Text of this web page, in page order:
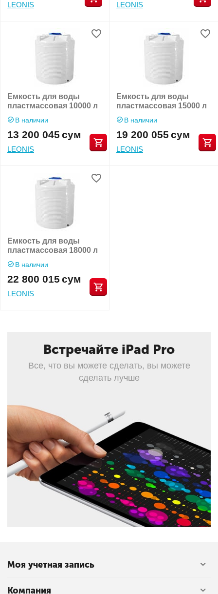
LEONIS LEONIS
Емкость для воды
пластмассовая 10000 л
В наличии
13 200 045 сум
LEONIS
Емкость для воды
пластмассовая 15000 л
В наличии
19 200 055 сум
LEONIS
Емкость для воды
пластмассовая 18000 л
В наличии
22 800 015 сум
LEONIS
Встречайте iPad Pro
Все, что вы можете сделать, вы можете
сделать лучше
Моя учетная запись
Компания